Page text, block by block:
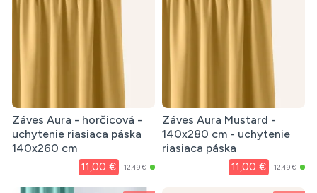
Záves Aura - horčicová -
uchytenie riasiaca páska
140x260 cm
11,00 € 12,49 €
Záves Aura Mustard -
140x280 cm - uchytenie
riasiaca páska
11,00 € 12,49 €